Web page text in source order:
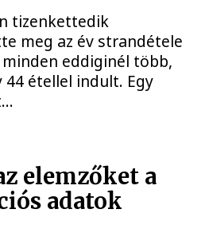
tizenkettedik
meg az év strandétele
eddiginél több,
étellel indult. Egy
elemzőket a
adatok